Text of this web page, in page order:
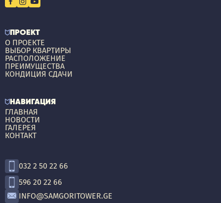
ПРОЕКТ
О ПРОЕКТЕ
ВЫБОР КВАРТИРЫ
РАСПОЛОЖЕНИЕ
ПРЕИМУЩЕСТВА
КОНДИЦИЯ СДАЧИ
НАВИГАЦИЯ
ГЛАВНАЯ
НОВОСТИ
ГАЛЕРЕЯ
КОНТАКТ
032 2 50 22 66
596 20 22 66
INFO@SAMGORITOWER.GE